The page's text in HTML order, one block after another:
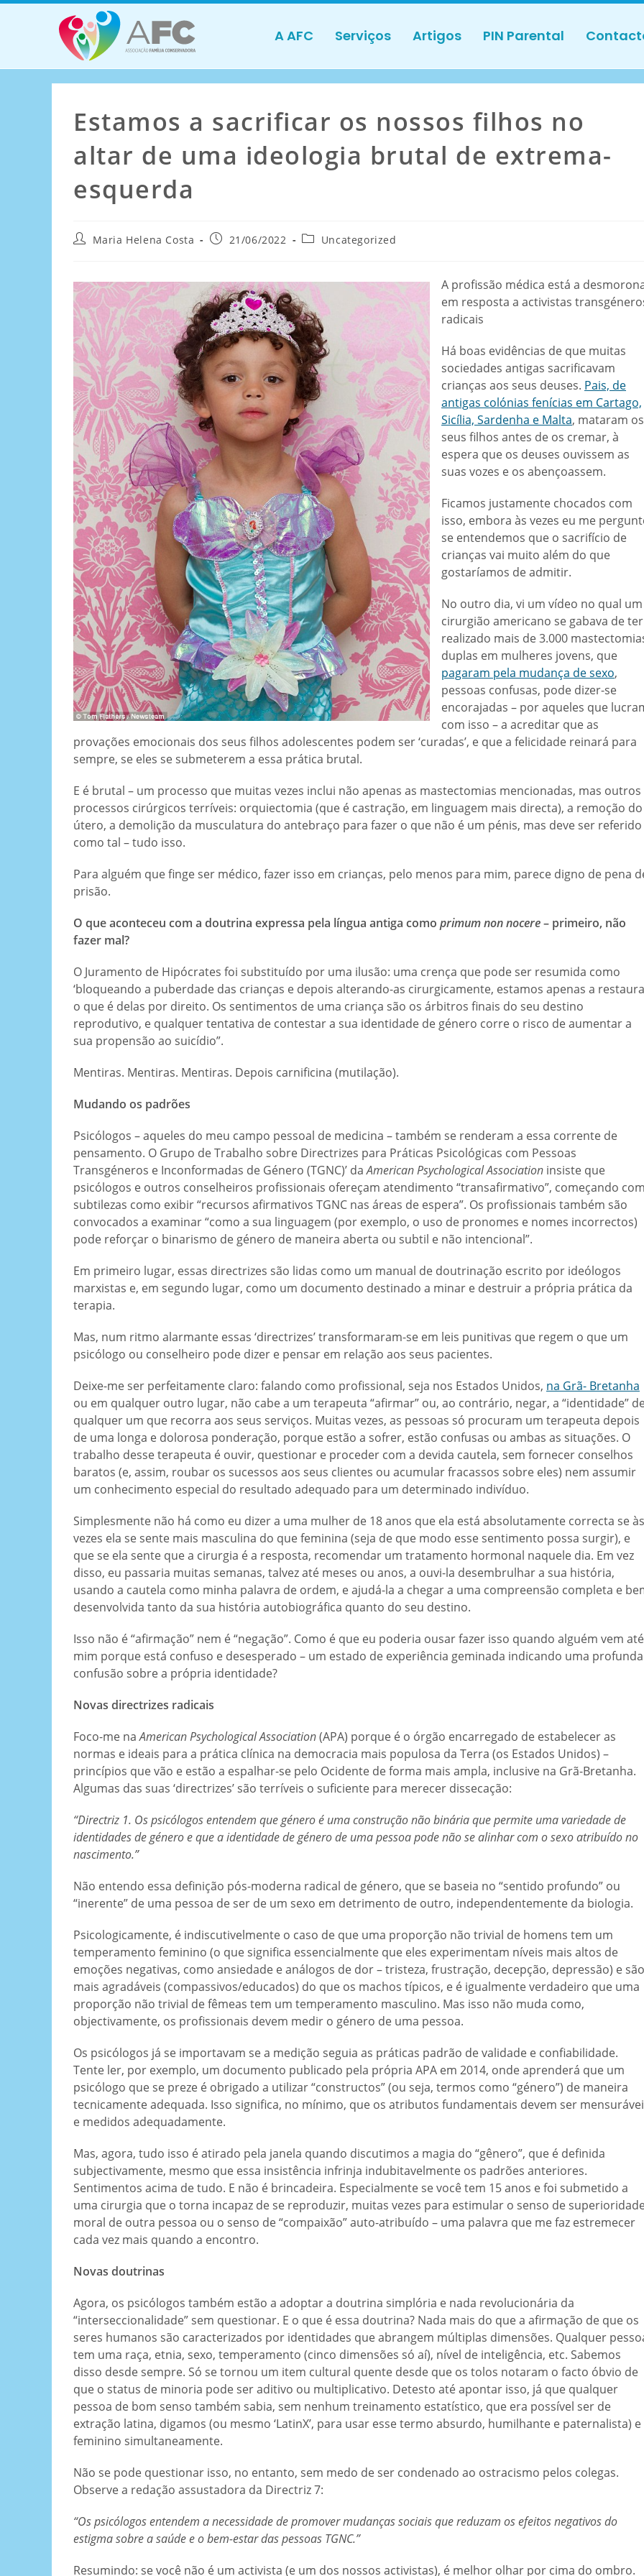
A AFC Serviços Artigos PIN Parental
Estamos a sacrificar os nossos filhos no
altar de uma ideologia brutal de extrema-
esquerda
Maria Helena Costa 21/06/2022 Uncategorized
A profissão médica está a
em resposta a activistas
radicais
Há boas evidências de que muitas
sociedades antigas sacrificavam
crianças aos seus deuses. Pais, de
antigas colónias fenícias em Cartago,
Sicília, Sardenha e Malta, mataram os
seus filhos antes de os cremar, à
espera que os deuses ouvissem as
suas vozes e os abençoassem.
Ficamos justamente chocados com
isso, embora às vezes eu me
se entendemos que o sacrifício de
crianças vai muito além do que
gostaríamos de admitir.
No outro dia, vi um vídeo no qual um
cirurgião americano se gabava de ter
realizado mais de 3.000
duplas em mulheres jovens, que
pagaram pela mudança de sexo,
pessoas confusas, pode dizer-se
encorajadas – por aqueles que
com isso – a acreditar que as
provações emocionais dos seus filhos adolescentes podem ser ‘curadas’, e que a felicidade reinará para
sempre, se eles se submeterem a essa prática brutal.
E é brutal – um processo que muitas vezes inclui não apenas as mastectomias mencionadas, mas outros
processos cirúrgicos terríveis: orquiectomia (que é castração, em linguagem mais directa), a remoção do
útero, a demolição da musculatura do antebraço para fazer o que não é um pénis, mas deve ser referido
como tal – tudo isso.
Para alguém que finge ser médico, fazer isso em crianças, pelo menos para mim, parece digno de pena
prisão.
O que aconteceu com a doutrina expressa pela língua antiga como primum non nocere– primeiro, não
fazer mal?
O Juramento de Hipócrates foi substituído por uma ilusão: uma crença que pode ser resumida como
‘bloqueando a puberdade das crianças e depois alterando-as cirurgicamente, estamos apenas a
o que é delas por direito. Os sentimentos de uma criança são os árbitros finais do seu destino
reprodutivo, e qualquer tentativa de contestar a sua identidade de género corre o risco de aumentar a
sua propensão ao suicídio”.
Mentiras. Mentiras. Mentiras. Depois carnificina (mutilação).
Mudando os padrões
Psicólogos – aqueles do meu campo pessoal de medicina – também se renderam a essa corrente de
pensamento. O Grupo de Trabalho sobre Directrizes para Práticas Psicológicas com Pessoas
Transgéneros e Inconformadas de Género (TGNC)’ daAmerican Psychological Association insiste que
psicólogos e outros conselheiros profissionais ofereçam atendimento “transafirmativo”, começando
subtilezas como exibir “recursos afirmativos TGNC nas áreas de espera”. Os profissionais também são
convocados a examinar “como a sua linguagem (por exemplo, o uso de pronomes e nomes incorrectos)
pode reforçar o binarismo de género de maneira aberta ou subtil e não intencional”.
Em primeiro lugar, essas directrizes são lidas como um manual de doutrinação escrito por ideólogos
marxistas e, em segundo lugar, como um documento destinado a minar e destruir a própria prática da
terapia.
Mas, num ritmo alarmante essas ‘directrizes’ transformaram-se em leis punitivas que regem o que um
psicólogo ou conselheiro pode dizer e pensar em relação aos seus pacientes.
Deixe-me ser perfeitamente claro: falando como profissional, seja nos Estados Unidos, na Grã- Bretanha
ou em qualquer outro lugar, não cabe a um terapeuta “afirmar” ou, ao contrário, negar, a “identidade”
qualquer um que recorra aos seus serviços. Muitas vezes, as pessoas só procuram um terapeuta depois
de uma longa e dolorosa ponderação, porque estão a sofrer, estão confusas ou ambas as situações. O
trabalho desse terapeuta é ouvir, questionar e proceder com a devida cautela, sem fornecer conselhos
baratos (e, assim, roubar os sucessos aos seus clientes ou acumular fracassos sobre eles) nem assumir
um conhecimento especial do resultado adequado para um determinado indivíduo.
Simplesmente não há como eu dizer a uma mulher de 18 anos que ela está absolutamente correcta se às
vezes ela se sente mais masculina do que feminina (seja de que modo esse sentimento possa surgir), e
que se ela sente que a cirurgia é a resposta, recomendar um tratamento hormonal naquele dia. Em vez
disso, eu passaria muitas semanas, talvez até meses ou anos, a ouvi-la desembrulhar a sua história,
usando a cautela como minha palavra de ordem, e ajudá-la a chegar a uma compreensão completa e
desenvolvida tanto da sua história autobiográfica quanto do seu destino.
Isso não é “afirmação” nem é “negação”. Como é que eu poderia ousar fazer isso quando alguém vem até
mim porque está confuso e desesperado – um estado de experiência geminada indicando uma profunda
confusão sobre a própria identidade?
Novas directrizes radicais
Foco-me naAmerican Psychological Association(APA) porque é o órgão encarregado de estabelecer as
normas e ideais para a prática clínica na democracia mais populosa da Terra (os Estados Unidos) –
princípios que vão e estão a espalhar-se pelo Ocidente de forma mais ampla, inclusive na Grã-Bretanha.
Algumas das suas ‘directrizes’ são terríveis o suficiente para merecer dissecação:
“Directriz 1. Os psicólogos entendem que género é uma construção não binária que permite uma variedade de
identidades de género e que a identidade de género de uma pessoa pode não se alinhar com o sexo atribuído no
nascimento.”
Não entendo essa definição pós-moderna radical de género, que se baseia no “sentido profundo” ou
“inerente” de uma pessoa de ser de um sexo em detrimento de outro, independentemente da biologia.
Psicologicamente, é indiscutivelmente o caso de que uma proporção não trivial de homens tem um
temperamento feminino (o que significa essencialmente que eles experimentam níveis mais altos de
emoções negativas, como ansiedade e análogos de dor – tristeza, frustração, decepção, depressão) e são
mais agradáveis (compassivos/educados) do que os machos típicos, e é igualmente verdadeiro que uma
proporção não trivial de fêmeas tem um temperamento masculino. Mas isso não muda como,
objectivamente, os profissionais devem medir o género de uma pessoa.
Os psicólogos já se importavam se a medição seguia as práticas padrão de validade e confiabilidade.
Tente ler, por exemplo, um documento publicado pela própria APA em 2014, onde aprenderá que um
psicólogo que se preze é obrigado a utilizar “constructos” (ou seja, termos como “género”) de maneira
tecnicamente adequada. Isso significa, no mínimo, que os atributos fundamentais devem ser
​​e medidos adequadamente.
Mas, agora, tudo isso é atirado pela janela quando discutimos a magia do “gênero”, que é definida
subjectivamente, mesmo que essa insistência infrinja indubitavelmente os padrões anteriores.
Sentimentos acima de tudo. E não é brincadeira. Especialmente se você tem 15 anos e foi submetido a
uma cirurgia que o torna incapaz de se reproduzir, muitas vezes para estimular o senso de
moral de outra pessoa ou o senso de “compaixão” auto-atribuído – uma palavra que me faz estremecer
cada vez mais quando a encontro.
Novas doutrinas
Agora, os psicólogos também estão a adoptar a doutrina simplória e nada revolucionária da
“interseccionalidade” sem questionar. E o que é essa doutrina? Nada mais do que a afirmação de que os
seres humanos são caracterizados por identidades que abrangem múltiplas dimensões. Qualquer
tem uma raça, etnia, sexo, temperamento (cinco dimensões só aí), nível de inteligência, etc. Sabemos
disso desde sempre. Só se tornou um item cultural quente desde que os tolos notaram o facto óbvio de
que o status de minoria pode ser aditivo ou multiplicativo. Detesto até apontar isso, já que qualquer
pessoa de bom senso também sabia, sem nenhum treinamento estatístico, que era possível ser de
extração latina, digamos (ou mesmo ‘LatinX’, para usar esse termo absurdo, humilhante e paternalista) e
feminino simultaneamente.
Não se pode questionar isso, no entanto, sem medo de ser condenado ao ostracismo pelos colegas.
Observe a redação assustadora da Directriz 7:
“Os psicólogos entendem a necessidade de promover mudanças sociais que reduzam os efeitos negativos do
estigma sobre a saúde e o bem-estar das pessoas TGNC.”
Resumindo: se você não é um activista (e um dos nossos activistas), é melhor olhar por cima do ombro.